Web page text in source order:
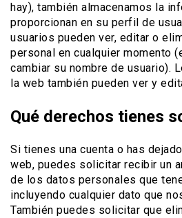
hay), también almacenamos la
proporcionan en su perfil de
usuarios pueden ver, editar o
personal en cualquier momento
cambiar su nombre de usuario).
la web también pueden ver y
Qué derechos tienes
Si tienes una cuenta o has
web, puedes solicitar recibir un
de los datos personales que
incluyendo cualquier dato que
También puedes solicitar que